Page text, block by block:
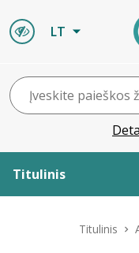
LT
Titulinis
Titulinis